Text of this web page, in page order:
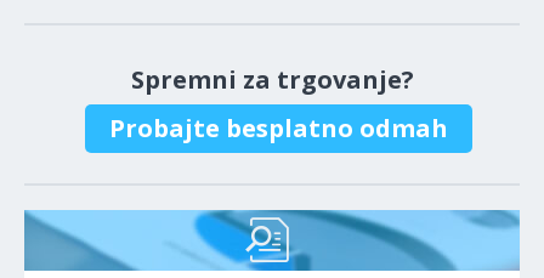
Spremni za trgovanje?
Probajte besplatno odmah